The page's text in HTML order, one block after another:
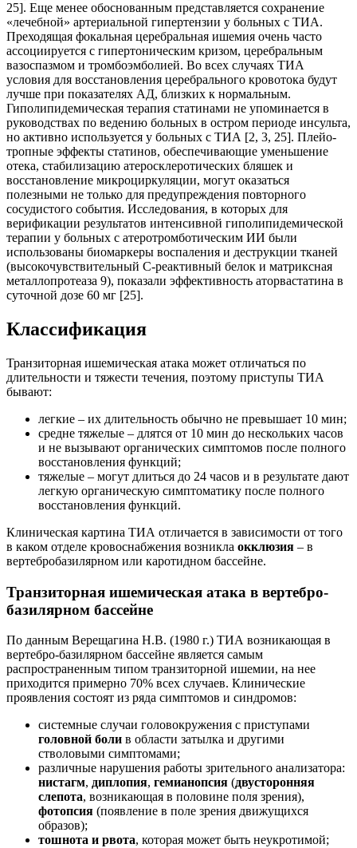
25]. Еще менее обоснованным представляется сохранение
«лечебной» артериальной гипертензии у больных с ТИА.
Преходящая фокальная церебральная ишемия очень часто
ассоциируется с гипертоническим кризом, церебральным
вазоспазмом и тромбоэмболией. Во всех случаях ТИА
условия для восстановления церебрального кровотока будут
лучше при показателях АД, близких к нормальным.
Гиполипидемическая терапия статинами не упоминается в
руководствах по ведению больных в остром периоде инсульта,
но активно используется у больных с ТИА [2, 3, 25]. Плейо­
тропные эффекты статинов, обеспечивающие уменьшение
отека, стабилизацию атеросклеротических бляшек и
восстановление микроциркуляции, могут оказаться
полезными не только для предупреждения повторного
сосудистого события. Исследования, в которых для
верификации результатов интенсивной гиполипидемической
терапии у больных с атеротромботическим ИИ были
использованы биомаркеры воспаления и деструкции тканей
(высокочувствительный С-реактивный белок и матриксная
металлопротеаза 9), показали эффективность аторвастатина в
суточной дозе 60 мг [25].
Классификация
Транзиторная ишемическая атака может отличаться по
длительности и тяжести течения, поэтому приступы ТИА
бывают:
легкие – их длительность обычно не превышает 10 мин;
средне тяжелые – длятся от 10 мин до нескольких часов
и не вызывают органических симптомов после полного
восстановления функций;
тяжелые – могут длиться до 24 часов и в результате дают
легкую органическую симптоматику после полного
восстановления функций.
Клиническая картина ТИА отличается в зависимости от того
в каком отделе кровоснабжения возникла окклюзия – в
вертебробазилярном или каротидном бассейне.
Транзиторная ишемическая атака в вертебро-
базилярном бассейне
По данным Верещагина Н.В. (1980 г.) ТИА возникающая в
вертебро-базилярном бассейне является самым
распространенным типом транзиторной ишемии, на нее
приходится примерно 70% всех случаев. Клинические
проявления состоят из ряда симптомов и синдромов:
системные случаи головокружения с приступами
головной боли в области затылка и другими
стволовыми симптомами;
различные нарушения работы зрительного анализатора:
нистагм, диплопия, гемианопсия (двусторонняя
слепота, возникающая в половине поля зрения),
фотопсия (появление в поле зрения движущихся
образов);
тошнота и рвота, которая может быть неукротимой;